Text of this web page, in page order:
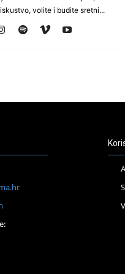
volite i budite sretni...